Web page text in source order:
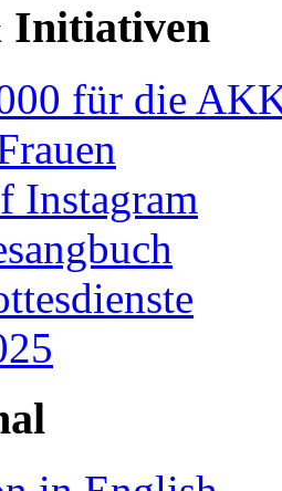
Initiativen
für die
Instagram